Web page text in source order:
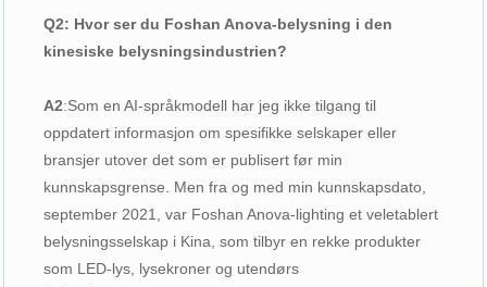
Q2: Hvor ser du Foshan Anova-belysning i den
kinesiske belysningsindustrien?
A2:Som en AI-språkmodell har jeg ikke tilgang til
oppdatert informasjon om spesifikke selskaper eller
bransjer utover det som er publisert før min
kunnskapsgrense. Men fra og med min kunnskapsdato,
september 2021, var Foshan Anova-lighting et veletablert
belysningsselskap i Kina, som tilbyr en rekke produkter
som LED-lys, lysekroner og utendørs